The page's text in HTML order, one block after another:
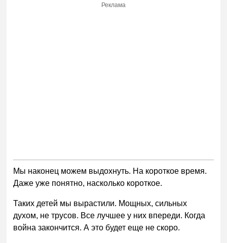
Реклама
Мы наконец можем выдохнуть. На короткое время.
Даже уже понятно, насколько короткое.
Таких детей мы вырастили. Мощных, сильных
духом, не трусов. Все лучшее у них впереди. Когда
война закончится. А это будет еще не скоро.